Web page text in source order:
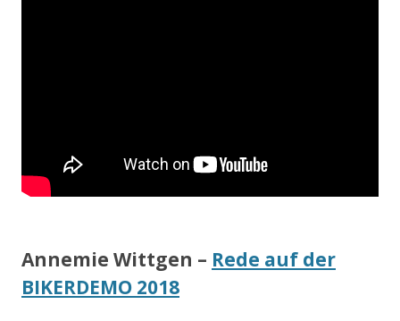
Annemie Wittgen – Rede auf der
BIKERDEMO 2018